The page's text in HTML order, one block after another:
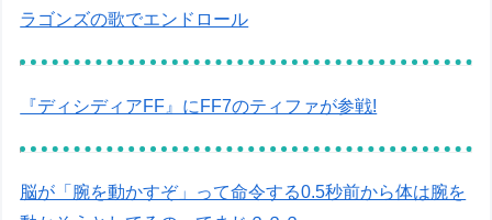
ラゴンズの歌でエンドロール
『ディシディアFF』にFF7のティファが参戦!
脳が「腕を動かすぞ」って命令する0.5秒前から体は腕を